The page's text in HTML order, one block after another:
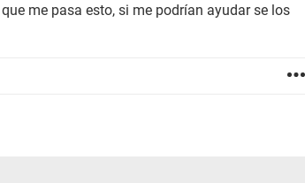
me pasa esto, si me podrían ayudar se los